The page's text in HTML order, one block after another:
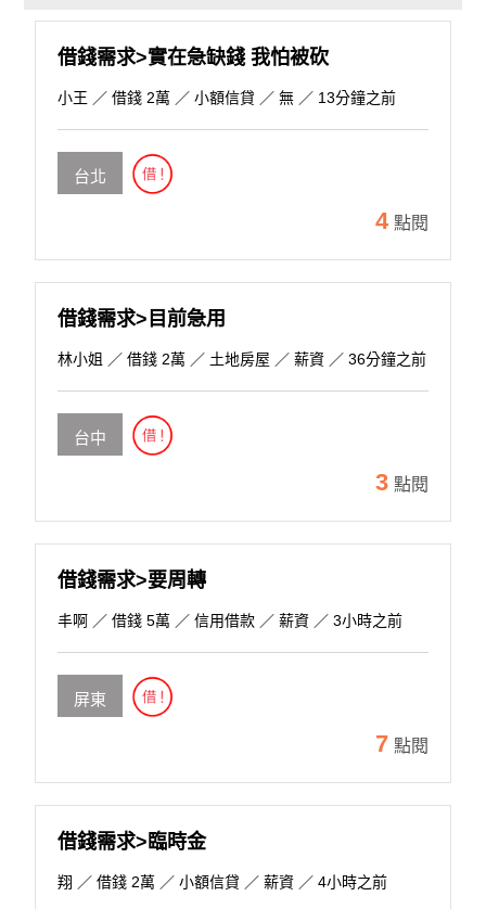
借錢需求>實在急缺錢 我怕被砍
小王 ／ 借錢 2萬 ／ 小額信貸 ／ 無 ／ 13分鐘之前
台北
4 點閱
借錢需求>目前急用
林小姐 ／ 借錢 2萬 ／ 土地房屋 ／ 薪資 ／ 36分鐘之前
台中
3 點閱
借錢需求>要周轉
丰啊 ／ 借錢 5萬 ／ 信用借款 ／ 薪資 ／ 3小時之前
屏東
7 點閱
借錢需求>臨時金
翔 ／ 借錢 2萬 ／ 小額信貸 ／ 薪資 ／ 4小時之前